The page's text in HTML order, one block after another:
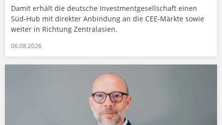
Damit erhält die deutsche Investmentgesellschaft einen
Süd-Hub mit direkter Anbindung an die CEE-Märkte sowie
weiter in Richtung Zentralasien.
06.08.2026